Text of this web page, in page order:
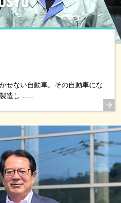
せない自動車。その自動車にな
造し ......